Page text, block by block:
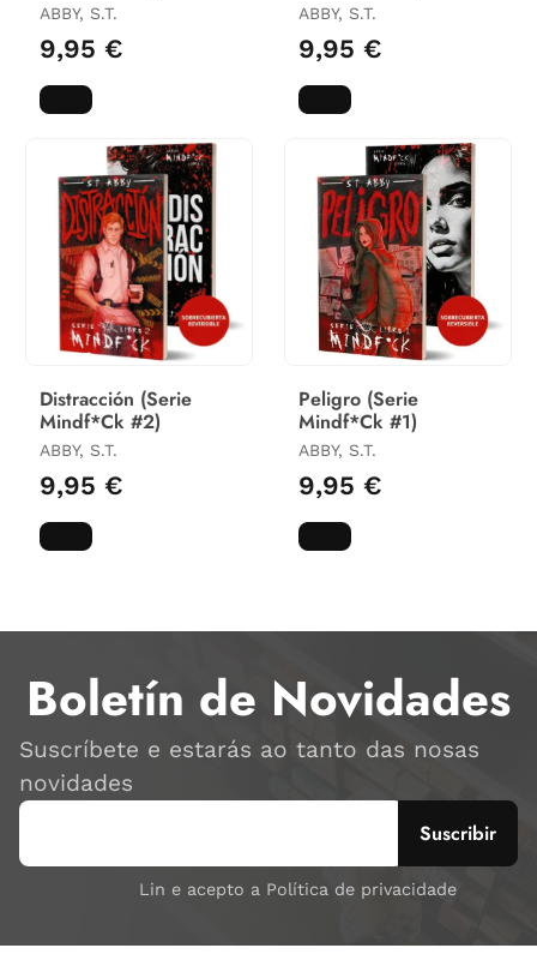
ABBY, S.T.
9,95 €
ABBY, S.T.
9,95 €
Distracción (Serie
Mindf*Ck #2)
ABBY, S.T.
9,95 €
Peligro (Serie
Mindf*Ck #1)
ABBY, S.T.
9,95 €
Boletín de Novidades
Suscríbete e estarás ao tanto das nosas
novidades
Lin e acepto a Política de privacidade